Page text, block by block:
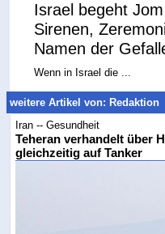
Israel begeht
Sirenen,
Namen der
Wenn in Israel die ...
weitere Artikel von: Redaktion
Iran -- Gesundheit
Teheran verhandelt über
gleichzeitig auf Tanker